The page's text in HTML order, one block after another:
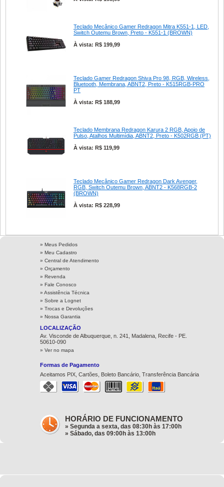
Teclado Mecânico Gamer Redragon Mitra K551-1, LED,
Switch Outemu Brown, Preto - K551-1 (BROWN)
À vista: R$ 199,99
Teclado Gamer Redragon Shiva Pro 98, RGB, Wireless,
Bluetooth, Membrana, ABNT2, Preto - K515RGB-PRO
PT
À vista: R$ 188,99
Teclado Membrana Redragon Karura 2 RGB, Apoio de
Pulso, Atalhos Multimídia, ABNT2, Preto - K502RGB (PT)
À vista: R$ 119,99
Teclado Mecânico Gamer Redragon Dark Avenger,
RGB, Switch Outemu Brown, ABNT2 - K568RGB-2
(BROWN)
À vista: R$ 228,99
» Meus Pedidos
» Meu Cadastro
» Central de Atendimento
» Orçamento
» Revenda
» Fale Conosco
» Assistência Técnica
» Sobre a Lognet
» Trocas e Devoluções
» Nossa Garantia
LOCALIZAÇÃO
Av. Visconde de Albuquerque, n. 241, Madalena, Recife - PE.
50610-090
» Ver no mapa
Formas de Pagamento
Aceitamos PIX, Cartões, Boleto Bancário, Transferência Bancária
HORÁRIO DE FUNCIONAMENTO
» Segunda a sexta, das 08:30h às 17:00h
» Sábado, das 09:00h às 13:00h